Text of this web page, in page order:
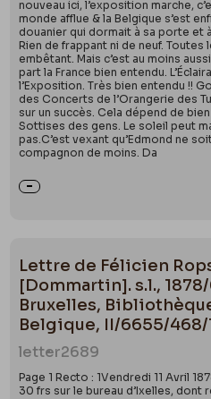
nouveau ici, l’exposition marche,
monde afflue & la Belgique s’est
douanier qui dormait à sa porte et
Rien de frappant ni de neuf. Toutes
embêtant. Mais c’est au moins
part la France bien entendu.
l’Exposition. Très bien entendu !!
des Concerts de l’Orangerie des
sur un succès. Cela dépend de
Sottises des gens. Le soleil peut
pas.C’est vexant qu’Edmond ne
compagnon de moins. Da
Lettre de Félicien
[Dommartin]. s.l., 1878/
Bruxelles,
Belgique, II/6655/468/
letter2689
Page 1 Recto : 1Vendredi 11 Avril
30 frs sur le bureau d’Ixelles, dont